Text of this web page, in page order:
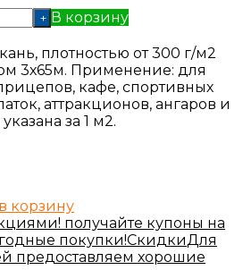
+ В корзину
плотностью от 300 г/м2
3х65м. Применение: для
кафе, спортивных
аттракционов, ангаров и
за 1 м2.
корзину
получайте купоны на
покупки!СкидкиДля
предоставляем хорошие